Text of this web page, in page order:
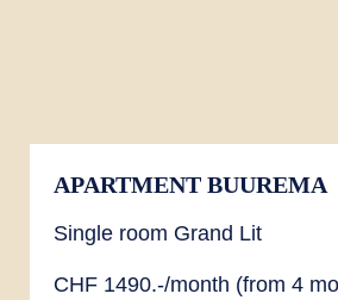
APARTMENT BUUREMA
Single room Grand Lit
CHF 1490.-/month (from 4